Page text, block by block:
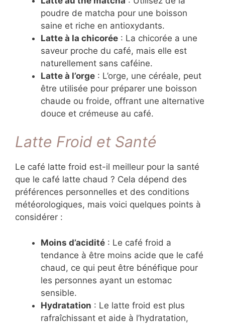
poudre de matcha pour une boisson
saine et riche en antioxydants.
Latte à la chicorée : La chicorée a une
saveur proche du café, mais elle est
naturellement sans caféine.
Latte à l’orge : L’orge, une céréale, peut
être utilisée pour préparer une boisson
chaude ou froide, offrant une alternative
douce et crémeuse au café.
Latte Froid et Santé
Le café latte froid est-il meilleur pour la santé
que le café latte chaud ? Cela dépend des
préférences personnelles et des conditions
météorologiques, mais voici quelques points à
considérer :
Moins d’acidité : Le café froid a
tendance à être moins acide que le café
chaud, ce qui peut être bénéfique pour
les personnes ayant un estomac
sensible.
Hydratation : Le latte froid est plus
rafraîchissant et aide à l’hydratation,